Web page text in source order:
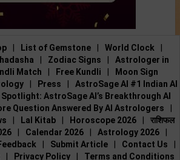
List of Gemstone World Clock
Zodiac Signs
Astrologer in
Match Free Kundli
Moon Sign
Press
AstroSage AI #1 Indian AI
AstroSage AI’s Breakthrough AI
Question Answered By AI Astrologers
Lal Kitab Horoscope 2026
राशिफल
Calendar 2026 Astrology 2026
Submit Article Contact Us
Privacy Policy Terms and Conditions